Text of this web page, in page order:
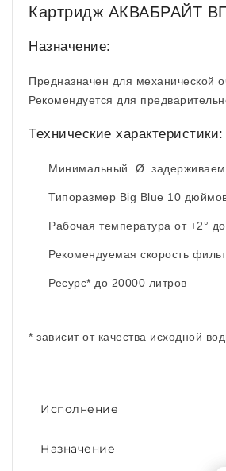
Картридж АКВАБРАЙТ
Назначение:
Предназначен для механической
Рекомендуется для
Технические характеристики:
Минимальный Ø
Типоразмер Big Blue 10
Рабочая температура от +2°
Рекомендуемая скорость
Ресурс* до 20000 литров
* зависит от качества исходной
Исполнение
Назначение